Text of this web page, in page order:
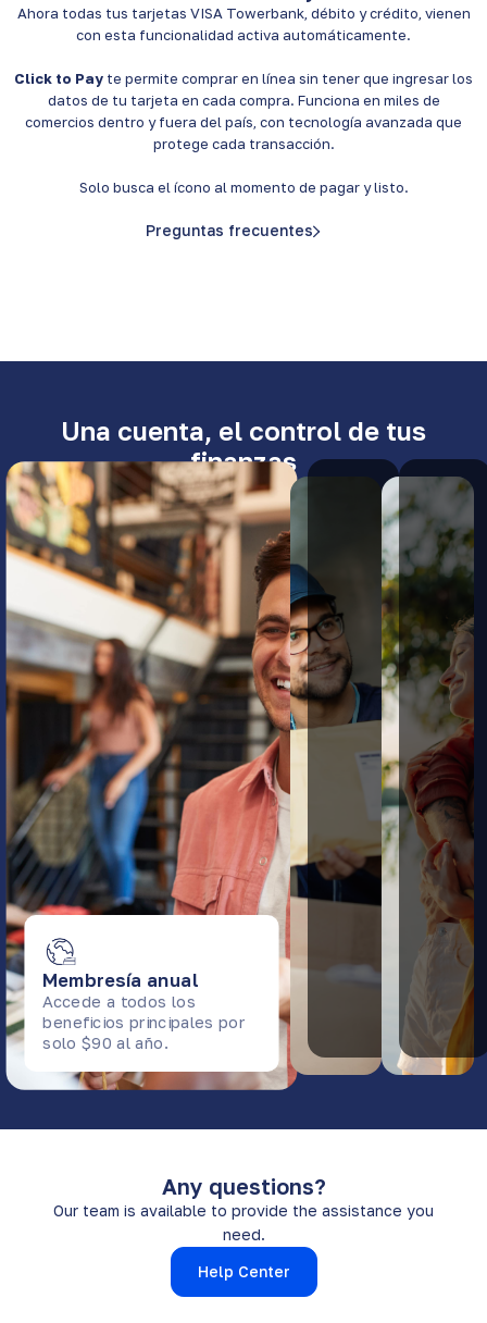
Ahora todas tus tarjetas VISA Towerbank, débito y crédito, vienen
con esta funcionalidad activa automáticamente.
Click to Pay te permite comprar en línea sin tener que ingresar los
datos de tu tarjeta en cada compra. Funciona en miles de
comercios dentro y fuera del país, con tecnología avanzada que
protege cada transacción.
Solo busca el ícono al momento de pagar y listo.
Preguntas frecuentes
Una cuenta, el control de tus
finanzas
Membresía anual
Accede a todos los
beneficios principales por
solo $90 al año.
Any questions?
Our team is available to provide the assistance you
need.
Help Center